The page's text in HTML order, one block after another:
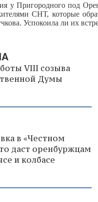
у Пригородного под
СНТ, которые
Успокоила ли их
VIII созыва
Думы
в «Честном
даст оренбуржцам
и колбасе